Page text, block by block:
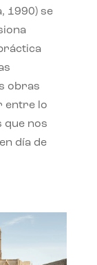
1990) se
obras
entre lo
que nos
día de